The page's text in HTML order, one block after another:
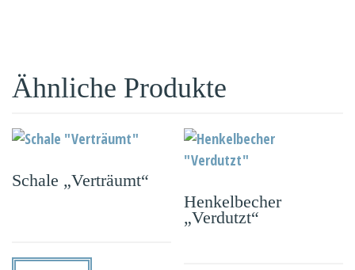
Ähnliche Produkte
Schale „Verträumt“
Henkelbecher
„Verdutzt“